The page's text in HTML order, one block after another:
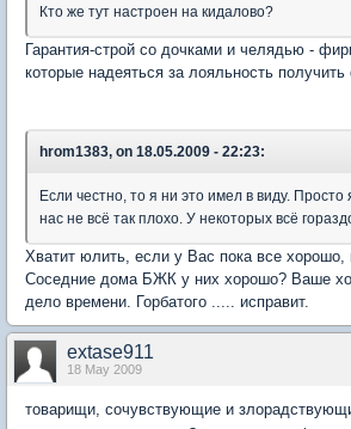
Кто же тут настроен на кидалово?
Гарантия-строй со дочками и челядью -
которые надеяться за лояльность получить
hrom1383, on 18.05.2009 - 22:23:
Если честно, то я ни это имел в виду. Просто
нас не всё так плохо. У некоторых всё
Хватит юлить, если у Вас пока все хорошо,
Соседние дома БЖК у них хорошо? Ваше
дело времени. Горбатого ..... исправит.
extase911
18 May 2009
товарищи, сочувствующие и